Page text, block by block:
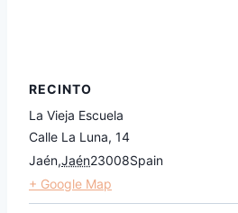
RECINTO
La Vieja Escuela
Calle La Luna, 14
Jaén,Jaén23008Spain
+ Google Map